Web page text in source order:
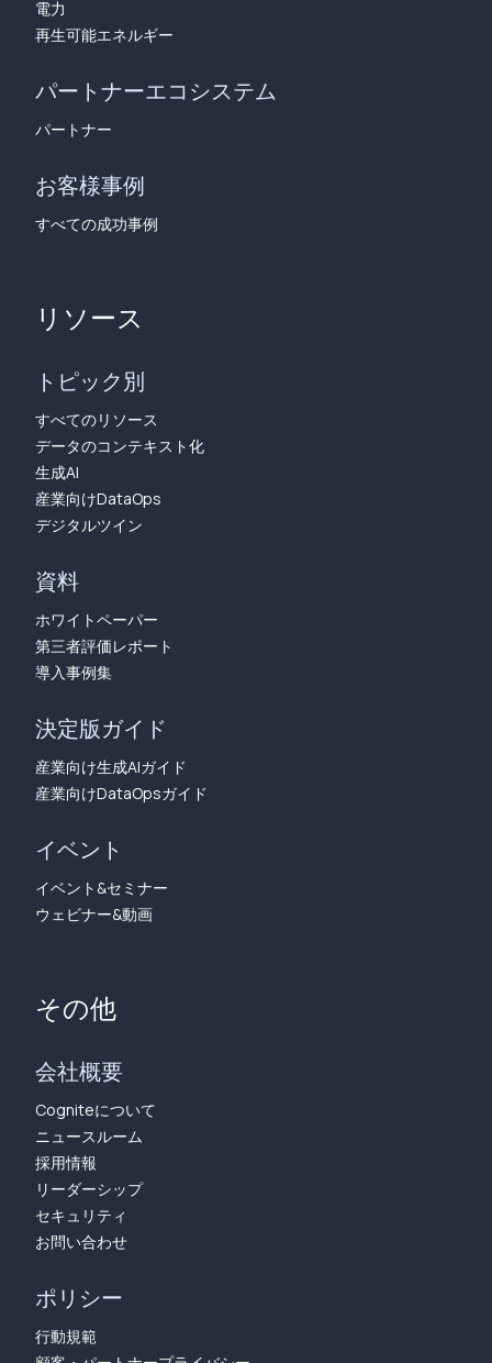
電力
再生可能エネルギー
パートナーエコシステム
パートナー
お客様事例
すべての成功事例
リソース
トピック別
すべてのリソース
データのコンテキスト化
生成AI
産業向けDataOps
デジタルツイン
資料
ホワイトペーパー
第三者評価レポート
導入事例集
決定版ガイド
産業向け生成AIガイド
産業向けDataOpsガイド
イベント
イベント&セミナー
ウェビナー&動画
その他
会社概要
Cogniteについて
ニュースルーム
採用情報
リーダーシップ
セキュリティ
お問い合わせ
ポリシー
行動規範